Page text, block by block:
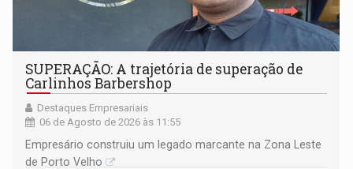
SUPERAÇÃO: A trajetória de superação de
Carlinhos Barbershop
Destaques Empresariais
06 de Agosto de 2026 às 11:55
Empresário construiu um legado marcante na Zona Leste
de Porto Velho